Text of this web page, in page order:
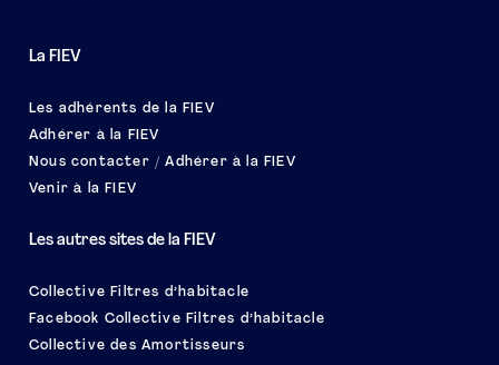
La FIEV
Les adhérents de la FIEV
Adhérer à la FIEV
Nous contacter / Adhérer à la FIEV
Venir à la FIEV
Les autres sites de la FIEV
Collective Filtres d’habitacle
Facebook Collective Filtres d’habitacle
Collective des Amortisseurs